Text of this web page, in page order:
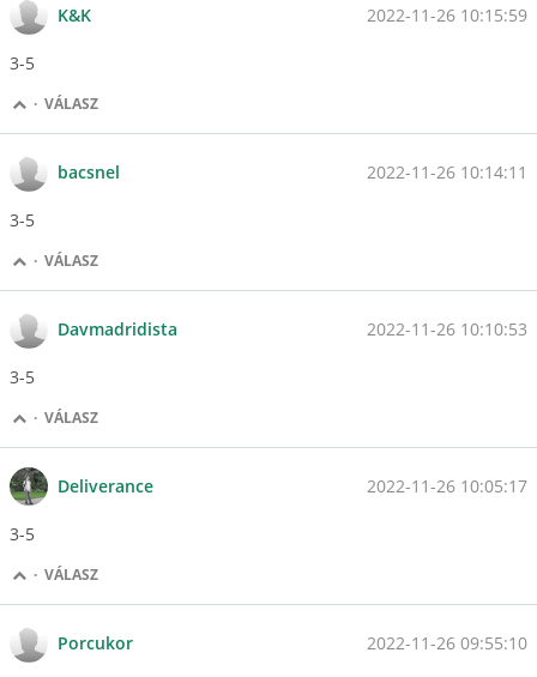
K&K 2022-11-26 10:15:59
3-5
· VÁLASZ
bacsnel 2022-11-26 10:14:11
3-5
· VÁLASZ
Davmadridista 2022-11-26 10:10:53
3-5
· VÁLASZ
Deliverance 2022-11-26 10:05:17
3-5
· VÁLASZ
Porcukor 2022-11-26 09:55:10